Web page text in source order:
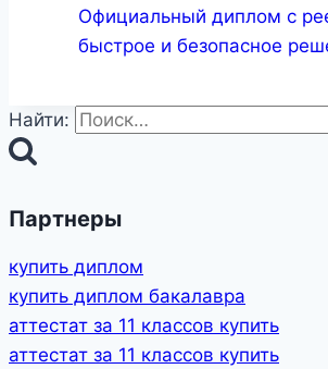
Официальный диплом с
быстрое и безопасное
Найти:
Партнеры
купить диплом
купить диплом бакалавра
аттестат за 11 классов купить
аттестат за 11 классов купить